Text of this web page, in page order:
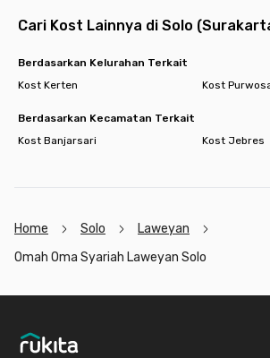
Cari Kost Lainnya di Solo
Berdasarkan Kelurahan Terkait
Kost Kerten
Kost
Berdasarkan Kecamatan Terkait
Kost Banjarsari
Kost Jebres
Home Solo
Laweyan
Omah Oma Syariah Laweyan Solo